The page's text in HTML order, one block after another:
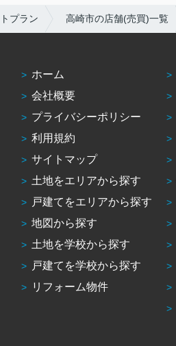
プラン 高崎市の店舗(売買)一覧
ホーム
会社概要
プライバシーポリシー
利用規約
サイトマップ
土地をエリアから探す
戸建てをエリアから探す
地図から探す
土地を学校から探す
戸建てを学校から探す
リフォーム物件